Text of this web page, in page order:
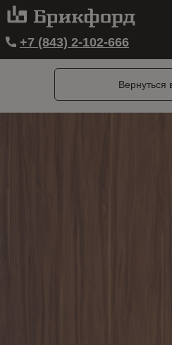
+7 (843) 2-102-666
Вернуться